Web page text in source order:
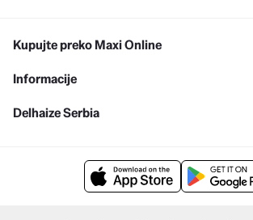
Kupujte preko Maxi Online
Informacije
Delhaize Serbia